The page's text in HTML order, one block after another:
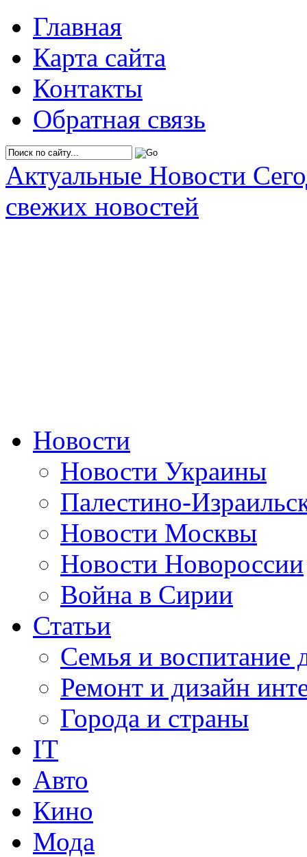
Главная
Карта сайта
Контакты
Обратная связь
Актуальные Новости
свежих новостей
Новости
Новости Украины
Палестино-
Новости Москвы
Новости Новороссии
Война в Сирии
Статьи
Семья и воспитание
Ремонт и дизайн
Города и страны
IT
Авто
Кино
Мода